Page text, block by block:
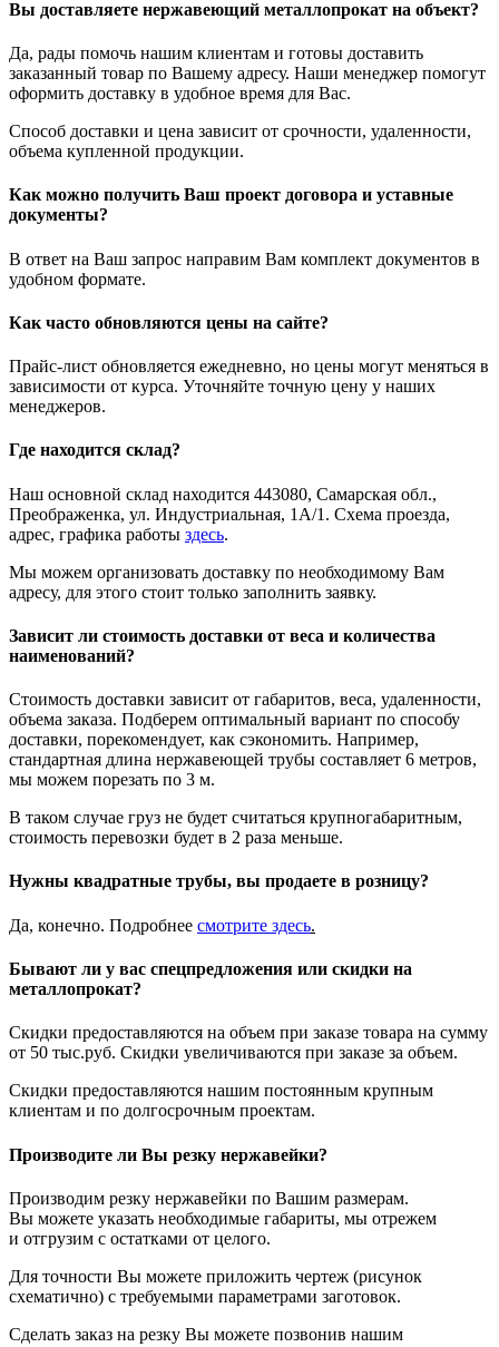
Вы доставляете нержавеющий металлопрокат на объект?
Да, рады помочь нашим клиентам и готовы доставить
заказанный товар по Вашему адресу. Наши менеджер помогут
оформить доставку в удобное время для Вас.
Способ доставки и цена зависит от срочности, удаленности,
объема купленной продукции.
Как можно получить Ваш проект договора и уставные
документы?
В ответ на Ваш запрос направим Вам комплект документов в
удобном формате.
Как часто обновляются цены на сайте?
Прайс-лист обновляется ежедневно, но цены могут меняться в
зависимости от курса. Уточняйте точную цену у наших
менеджеров.
Где находится склад?
Наш основной склад находится 443080, Самарская обл.,
Преображенка, ул. Индустриальная, 1А/1. Схема проезда,
адрес, графика работы здесь.
Мы можем организовать доставку по необходимому Вам
адресу, для этого стоит только заполнить заявку.
Зависит ли стоимость доставки от веса и количества
наименований?
Стоимость доставки зависит от габаритов, веса, удаленности,
объема заказа. Подберем оптимальный вариант по способу
доставки, порекомендует, как сэкономить. Например,
стандартная длина нержавеющей трубы составляет 6 метров,
мы можем порезать по 3 м.
В таком случае груз не будет считаться крупногабаритным,
стоимость перевозки будет в 2 раза меньше.
Нужны квадратные трубы, вы продаете в розницу?
Да, конечно. Подробнее смотрите здесь.
Бывают ли у вас спецпредложения или скидки на
металлопрокат?
Скидки предоставляются на объем при заказе товара на сумму
от 50 тыс.руб. Скидки увеличиваются при заказе за объем.
Скидки предоставляются нашим постоянным крупным
клиентам и по долгосрочным проектам.
Производите ли Вы резку нержавейки?
Производим резку нержавейки по Вашим размерам.
Вы можете указать необходимые габариты, мы отрежем
и отгрузим с остатками от целого.
Для точности Вы можете приложить чертеж (рисунок
схематично) с требуемыми параметрами заготовок.
Сделать заказ на резку Вы можете позвонив нашим